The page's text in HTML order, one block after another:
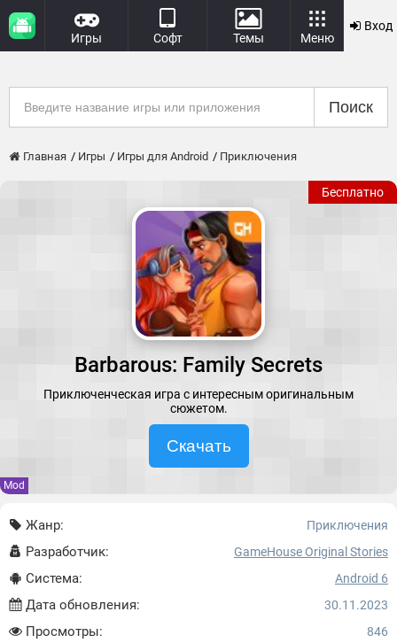
Игры Софт Темы Меню
Вход
Поиск
Главная Игры Игры для Android Приключения
Бесплатно
Barbarous: Family Secrets
Приключенческая игра с интересным оригинальным
сюжетом.
Скачать
Mod
Жанр: Приключения
Разработчик: GameHouse Original Stories
Система: Android 6
Дата обновления: 30.11.2023
Просмотры: 846